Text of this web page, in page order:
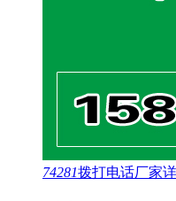
74281拨打电话厂家